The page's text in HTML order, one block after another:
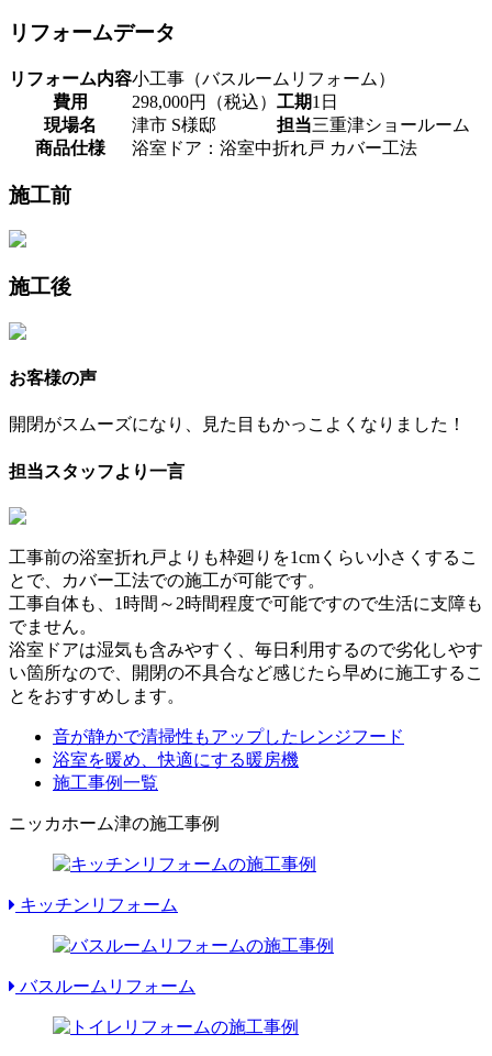
リフォームデータ
リフォーム内容小工事（バスルームリフォーム）
費用
298,000円（税込） 工期1日
現場名
津市 S様邸 担当三重津ショールーム
商品仕様
浴室ドア：浴室中折れ戸 カバー工法
施工前
施工後
お客様の声
開閉がスムーズになり、見た目もかっこよくなりました！
担当スタッフより一言
工事前の浴室折れ戸よりも枠廻りを1cmくらい小さくするこ
とで、カバー工法での施工が可能です。
工事自体も、1時間～2時間程度で可能ですので生活に支障も
でません。
浴室ドアは湿気も含みやすく、毎日利用するので劣化しやす
い箇所なので、開閉の不具合など感じたら早めに施工するこ
とをおすすめします。
音が静かで清掃性もアップしたレンジフード
浴室を暖め、快適にする暖房機
施工事例一覧
ニッカホーム津の施工事例
キッチンリフォーム
バスルームリフォーム